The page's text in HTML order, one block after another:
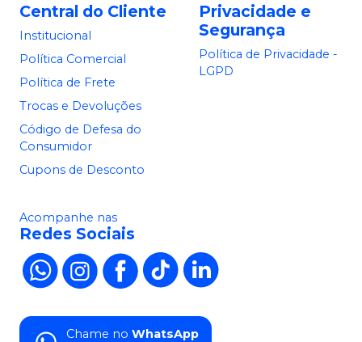
Central do Cliente
Institucional
Política Comercial
Política de Frete
Trocas e Devoluções
Código de Defesa do
Consumidor
Cupons de Desconto
Privacidade e
Segurança
Política de Privacidade -
LGPD
Acompanhe nas
Redes Sociais
Chame no WhatsApp